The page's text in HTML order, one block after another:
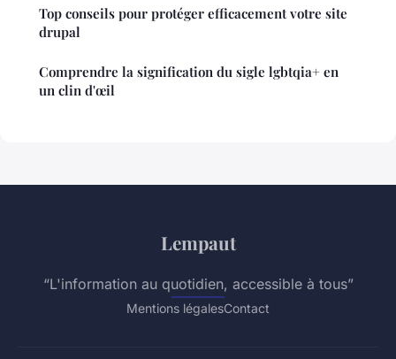
Top conseils pour protéger efficacement votre site
drupal
Comprendre la signification du sigle lgbtqia+ en
un clin d'œil
Lempaut
“L'information au quotidien, accessible à tous”
Mentions légalesContact